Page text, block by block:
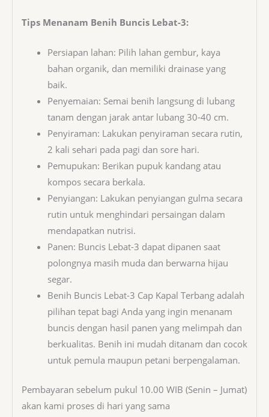
Tips Menanam Benih Buncis Lebat-3:
Persiapan lahan: Pilih lahan gembur, kaya
bahan organik, dan memiliki drainase yang
baik.
Penyemaian: Semai benih langsung di lubang
tanam dengan jarak antar lubang 30-40 cm.
Penyiraman: Lakukan penyiraman secara rutin,
2 kali sehari pada pagi dan sore hari.
Pemupukan: Berikan pupuk kandang atau
kompos secara berkala.
Penyiangan: Lakukan penyiangan gulma secara
rutin untuk menghindari persaingan dalam
mendapatkan nutrisi.
Panen: Buncis Lebat-3 dapat dipanen saat
polongnya masih muda dan berwarna hijau
segar.
Benih Buncis Lebat-3 Cap Kapal Terbang adalah
pilihan tepat bagi Anda yang ingin menanam
buncis dengan hasil panen yang melimpah dan
berkualitas. Benih ini mudah ditanam dan cocok
untuk pemula maupun petani berpengalaman.
Pembayaran sebelum pukul 10.00 WIB (Senin – Jumat)
akan kami proses di hari yang sama